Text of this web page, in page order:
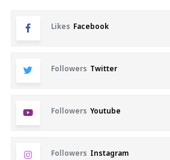
Likes Facebook
Followers Twitter
Followers Youtube
Followers Instagram